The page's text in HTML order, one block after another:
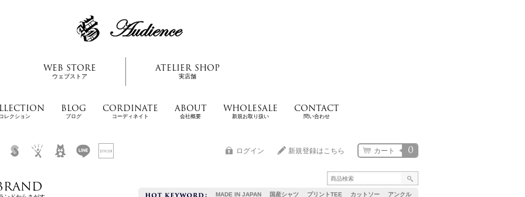
WEB STORE
ウェブストア
ATELIER SHOP
実店舗
レクション
BLOG
ブログ
CORDINATE
コーディネイト
ABOUT
会社概要
WHOLESALE
新規お取り扱い
CONTACT
問い合わせ
MADE IN JAPAN 国産シャツ プリントTEE カットソー アンクル
0
カート
ログイン 新規登録はこちら